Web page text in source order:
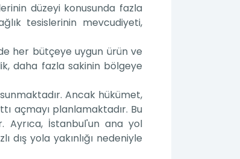
düzeyi konusunda fazla
tesislerinin mevcudiyeti,
her bütçeye uygun ürün ve
daha fazla sakinin bölgeye
Ancak hükümet,
açmayı planlamaktadır. Bu
Ayrıca, İstanbul'un ana yol
dış yola yakınlığı nedeniyle